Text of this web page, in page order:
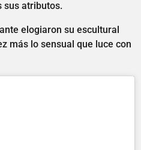
sus atributos.
elogiaron su escultural
más lo sensual que luce con